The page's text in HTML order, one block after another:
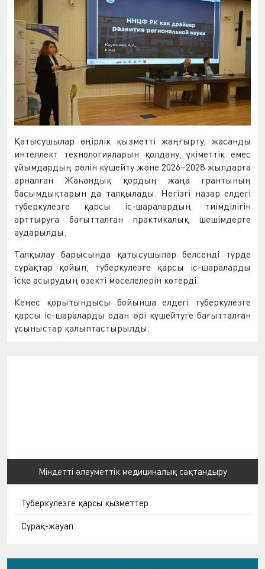
Қатысушылар өңірлік қызметті жаңғырту, жасанды
интеллект технологияларын қолдану, үкіметтік емес
ұйымдардың рөлін күшейту және 2026–2028 жылдарға
арналған Жаһандық қордың жаңа грантының
басымдықтарын да талқылады. Негізгі назар елдегі
туберкулезге қарсы іс-шаралардың тиімділігін
арттыруға бағытталған практикалық шешімдерге
аударылды.
Талқылау барысында қатысушылар белсенді түрде
сұрақтар қойып, туберкулезге қарсы іс-шараларды
іске асырудың өзекті мәселелерін көтерді.
Кеңес қорытындысы бойынша елдегі туберкулезге
қарсы іс-шараларды одан әрі күшейтуге бағытталған
ұсыныстар қалыптастырылды.
Міндетті әлеуметтік медициналық сақтандыру
Туберкулезге қарсы қызметтер
Сұрақ-жауап